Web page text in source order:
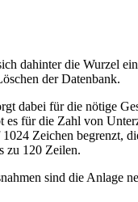
dahinter die Wurzel
der Datenbank.
dabei für die nötige
für die Zahl von
Zeichen begrenzt,
zu 120 Zeilen.
sind die Anlage